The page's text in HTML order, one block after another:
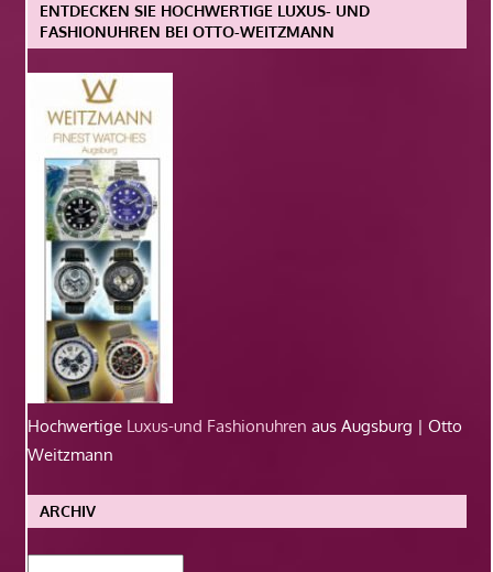
ENTDECKEN SIE HOCHWERTIGE LUXUS- UND
FASHIONUHREN BEI OTTO-WEITZMANN
Hochwertige Luxus-und Fashionuhren aus Augsburg | Otto
Weitzmann
ARCHIV